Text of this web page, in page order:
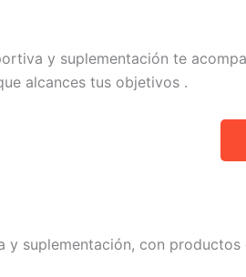
y suplementación te
alcances tus objetivos .
suplementación, con